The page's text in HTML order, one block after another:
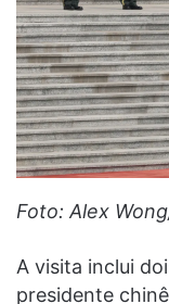
Foto: Alex
A visita inclui
presidente